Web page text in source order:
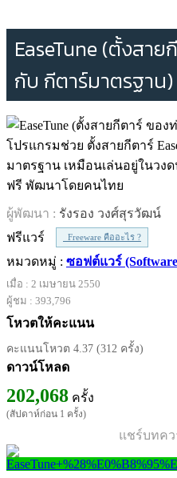
EaseTune (ตั้งสา
กับ กีตาร์มาตรฐาน)
โปรแกรมช่วย ตั้งสายกีตาร์
มาตรฐาน เหมือนเล่นอยู่ในวง
ฟรี พัฒนาโดยคนไทย
ผู้พัฒนา : รังรอง วงศ์สุรวัฒน์
ฟรีแวร์
Freeware คืออะไร ?
หมวดหมู่ : ซอฟต์แวร์
เมื่อ : 2 เมษายน 2550
ผู้ชม : 393,796
โหวตให้คะแนน
คะแนนโหวต 4.37 (312 ครั้ง)
ดาวน์โหลด
202,068 ครั้ง
(สัปดาห์ก่อน 1 ครั้ง)
แชร์บทค